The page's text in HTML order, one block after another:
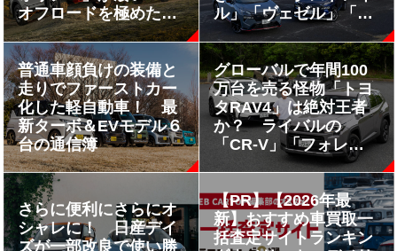
オフロードを極めた圧
巻チューニングマシン
は日本にも導入希望!!
ル」「ヴェゼル」「カ
ローラクロス」「ヤリ
スクロス」を比較試乗
してわかった本当の価
値!!
普通車顔負けの装備と
走りでファーストカー
化した軽自動車！ 最
新ターボ＆EVモデル６
台の通信簿
グローバルで年間100
万台を売る怪物「トヨ
タRAV4」は絶対王者
か？ ライバルの
「CR-V」「フォレス
ター」「Xトレイル」
と走り比べて徹底チェ
ック!!
さらに便利にさらにオ
シャレに！ 日産デイ
ズが一部改良で使い勝
【PR】【2026年最
新】おすすめ車買取一
括査定サイトランキン